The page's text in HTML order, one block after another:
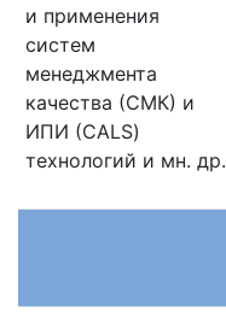
и применения
систем
менеджмента
качества (СМК) и
ИПИ (CALS)
технологий и мн. др.